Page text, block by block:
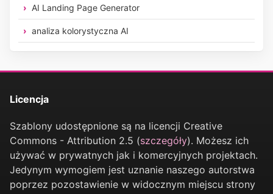
AI Landing Page Generator
analiza kolorystyczna AI
Licencja
Szablony udostępnione są na licencji Creative
Commons - Attribution 2.5 (szczegóły). Możesz ich
używać w prywatnych jak i komercyjnych projektach.
Jedynym wymogiem jest uznanie naszego autorstwa
poprzez pozostawienie w widocznym miejscu strony